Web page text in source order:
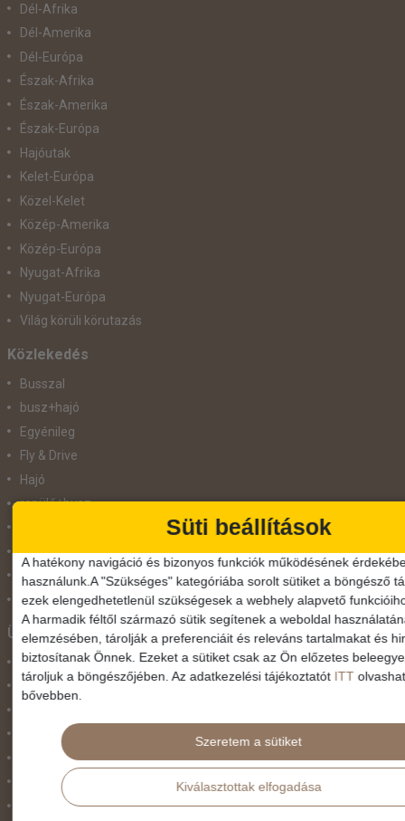
Dél-Afrika
Dél-Amerika
Dél-Európa
Észak-Afrika
Észak-Amerika
Észak-Európa
Hajóutak
Kelet-Európa
Közel-Kelet
Közép-Amerika
Közép-Európa
Nyugat-Afrika
Nyugat-Európa
Világ körüli körutazás
Közlekedés
Busszal
busz+hajó
Egyénileg
Fly & Drive
Hajó
repülő+busz
Repülővel
Szolgáltatás
Vonat
Ünnepek
Adventi hetek
Húsvét
Karnevál
Két ünnep között
Május 1.
Március 15.
Süti beállítások
A hatékony navigáció és bizonyos funkciók működésének
használunk.A "Szükséges" kategóriába sorolt sütiket a böngésző
ezek elengedhetetlenül szükségesek a webhely alapvető
A harmadik féltől származó sütik segítenek a weboldal
elemzésében, tárolják a preferenciáit és releváns tartalmakat és
biztosítanak Önnek. Ezeket a sütiket csak az Ön előzetes
tároljuk a böngészőjében. Az adatkezelési tájékoztatót ITT
bővebben.
Szeretem a sütiket
Kiválasztottak elfogadása